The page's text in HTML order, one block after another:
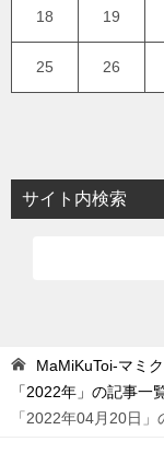
18 19
25 26
サイト内検索
MaMiKuToi-マミ
「2022年」の記事一
「2022年04月20日